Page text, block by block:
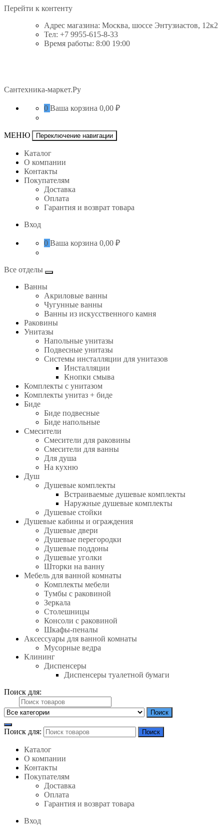
Перейти к контенту
Адрес магазина: Москва, шоссе Энтузиастов, 12к2
Тел: +7 9955-615-8-33
Время работы: 8:00 19:00
Сантехника-маркет.Ру
0 Ваша корзина 0,00 ₽
МЕНЮ Переключение навигации
Каталог
О компании
Контакты
Покупателям
Доставка
Оплата
Гарантия и возврат товара
Вход
0 Ваша корзина 0,00 ₽
Все отделы
Ванны
Акриловые ванны
Чугунные ванны
Ванны из искусственного камня
Раковины
Унитазы
Напольные унитазы
Подвесные унитазы
Системы инсталляции для унитазов
Инсталляции
Кнопки смыва
Комплекты с унитазом
Комплекты унитаз + биде
Биде
Биде подвесные
Биде напольные
Смесители
Смесители для раковины
Смесители для ванны
Для душа
На кухню
Душ
Душевые комплекты
Встраиваемые душевые комплекты
Наружные душевые комплекты
Душевые стойки
Душевые кабины и ограждения
Душевые двери
Душевые перегородки
Душевые поддоны
Душевые уголки
Шторки на ванну
Мебель для ванной комнаты
Комплекты мебели
Тумбы с раковиной
Зеркала
Столешницы
Консоли с раковиной
Шкафы-пеналы
Аксессуары для ванной комнаты
Мусорные ведра
Клининг
Диспенсеры
Диспенсеры туалетной бумаги
Поиск для:
Поиск
Поиск для: Поиск
Каталог
О компании
Контакты
Покупателям
Доставка
Оплата
Гарантия и возврат товара
Вход